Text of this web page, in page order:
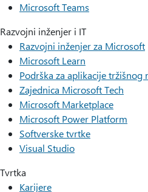
Microsoft Teams
Razvojni inženjer i IT
Razvojni inženjer za Microsoft
Microsoft Learn
Podrška za aplikacije
Zajednica Microsoft Tech
Microsoft Marketplace
Microsoft Power Platform
Softverske tvrtke
Visual Studio
Tvrtka
Karijere